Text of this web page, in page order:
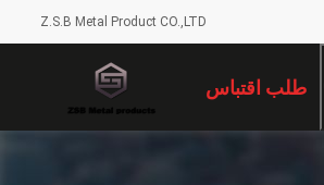
Z.S.B Metal Product CO.,LTD
طلب اقتباس